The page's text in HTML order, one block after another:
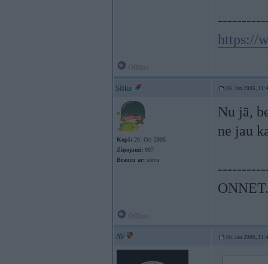
https://
Sliks 06. Jan 2006,
Kopš: 20. Oct 2005
Ziņojumi: 907
Braucu ar: sievu
Nu jā,
ne jau
AV 06. Jan 2006,